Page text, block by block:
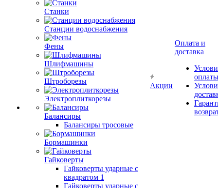
Станки
Станции водоснабжения
Фены
Шлифмашины
Штроборезы
Электроплиткорезы
Балансиры
Балансиры тросовые
Бормашинки
Гайковерты
Гайковерты ударные с
квадратом 1
Гайковерты ударные с
Акции
Оплата и
доставка
оплаты